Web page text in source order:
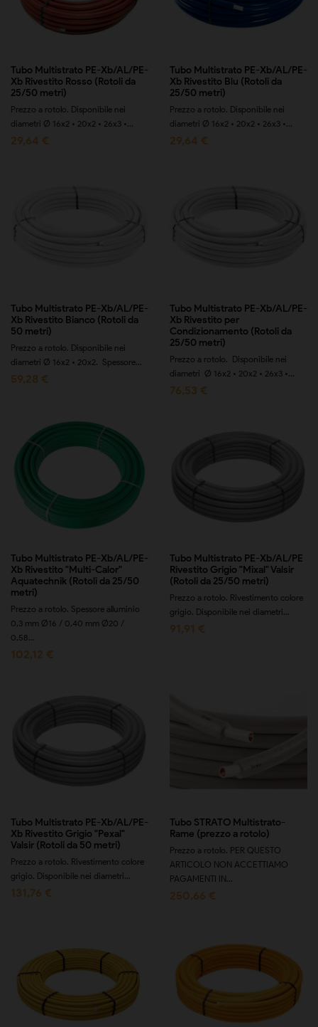
Tubo Multistrato PE-Xb/AL/PE-
Xb Rivestito Rosso (Rotoli da
25/50 metri)
Prezzo a rotolo. Disponibile nei
diametri Ø 16x2 • 20x2 • 26x3 •...
29,64 €
Tubo Multistrato PE-Xb/AL/PE-
Xb Rivestito Blu (Rotoli da
25/50 metri)
Prezzo a rotolo. Disponibile nei
diametri Ø 16x2 • 20x2 • 26x3 •...
29,64 €
Tubo Multistrato PE-Xb/AL/PE-
Xb Rivestito Bianco (Rotoli da
50 metri)
Prezzo a rotolo. Disponibile nei
diametri Ø 16x2 • 20x2. Spessore...
59,28 €
Tubo Multistrato PE-Xb/AL/PE-
Xb Rivestito per
Condizionamento (Rotoli da
25/50 metri)
Prezzo a rotolo. Disponibile nei
diametri Ø 16x2 • 20x2 • 26x3 •...
76,53 €
Tubo Multistrato PE-Xb/AL/PE-
Xb Rivestito "Multi-Calor"
Aquatechnik (Rotoli da 25/50
metri)
Prezzo a rotolo. Spessore alluminio
0,3 mm Ø16 / 0,40 mm Ø20 /
0,58...
102,12 €
Tubo Multistrato PE-Xb/AL/PE
Rivestito Grigio "Mixal" Valsir
(Rotoli da 25/50 metri)
Prezzo a rotolo. Rivestimento colore
grigio. Disponibile nei diametri...
91,91 €
Tubo Multistrato PE-Xb/AL/PE-
Xb Rivestito Grigio "Pexal"
Valsir (Rotoli da 50 metri)
Prezzo a rotolo. Rivestimento colore
grigio. Disponibile nei diametri...
131,76 €
Tubo STRATO Multistrato-
Rame (prezzo a rotolo)
Prezzo a rotolo. PER QUESTO
ARTICOLO NON ACCETTIAMO
PAGAMENTI IN...
250,66 €